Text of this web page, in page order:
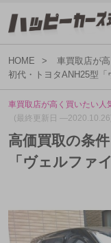
HOME 車買取店が
初代・トヨタANH25型「
車買取店が高く買いたい人
(最終更新日
高価買取の条
「ヴェルファ